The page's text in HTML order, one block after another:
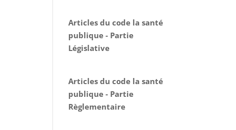
Articles du code la santé
publique - Partie
Législative
Articles du code la santé
publique - Partie
Règlementaire